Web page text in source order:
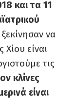
και τα 11
να
είναι
τις
κλίνες
είναι